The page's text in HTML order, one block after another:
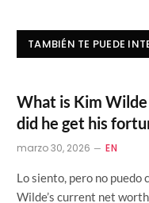
TAMBIÉN TE PUEDE
What is Kim
did he get his
marzo 30, 2026 EN
Lo siento, pero no
Wilde’s current net